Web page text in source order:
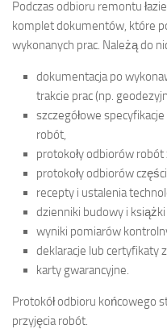
Podczas odbioru remontu
komplet dokumentów, które
wykonanych prac. Należą do
dokumentacja po
trakcie prac (np.
szczegółowe
robót,
protokoły odbiorów robót
protokoły odbiorów
recepty i ustalenia
dzienniki budowy i
wyniki pomiarów
deklaracje lub certyfikaty
karty gwarancyjne.
Protokół odbioru końcowego
przyjęcia robót.